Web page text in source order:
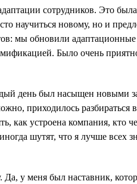
сотрудников. Это
научиться новому, но и
мы обновили
Было очень
день был насыщен новыми
приходилось разбираться
как устроена компания, кто
шутят, что я лучше всех
Да, у меня был наставник,